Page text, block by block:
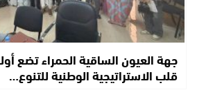
جهة العيون الساقية الحمراء تضع
قلب الاستراتيجية الوطنية للتنوع…